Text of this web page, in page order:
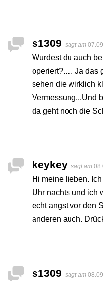
s1309 sagt am
Wurdest du auch
operiert?..... Ja das
sehen die wirklich
Vermessung...Und
da geht noch die
keykey sagt am
Hi meine lieben.
Uhr nachts und ich
echt angst vor den
anderen auch.
s1309 sagt am